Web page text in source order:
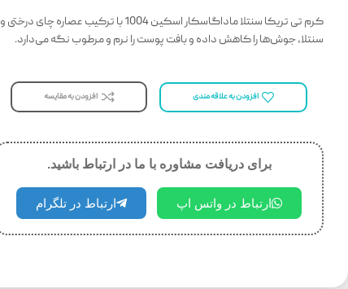
کرم تی تریکا سنتلا ماداگاسکار اسکین 1004 با ترکیب عصاره چای درختی و
سنتلا، جوش‌ها را کاهش داده و بافت پوست را نرم و مرطوب نگه می‌دارد.
افزودن به علاقه مندی افزودن به مقایسه
برای دریافت مشاوره با ما در ارتباط باشید.
ارتباط در واتس اپ
ارتباط در تلگرام